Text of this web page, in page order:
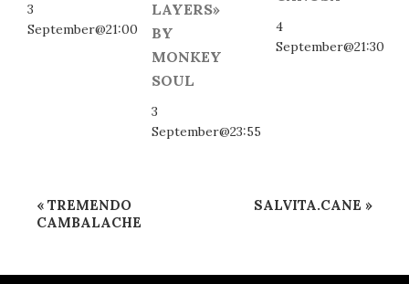
3
September@21:00
LAYERS»
BY
MONKEY
SOUL
3
September@23:55
4
September@21:30
Event
Navigation
« TREMENDO
CAMBALACHE
SALVITA.CANE »